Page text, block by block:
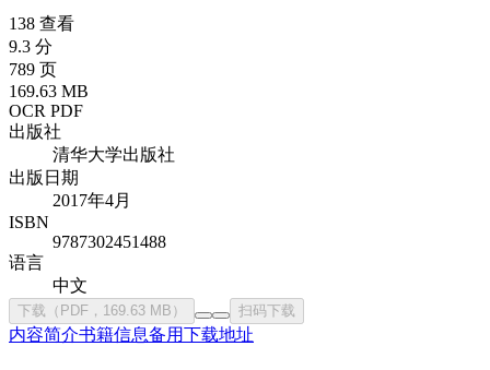
138 查看
9.3 分
789 页
169.63 MB
OCR PDF
出版社
清华大学出版社
出版日期
2017年4月
ISBN
9787302451488
语言
中文
下载（PDF，169.63 MB） 扫码下载
内容简介书籍信息备用下载地址